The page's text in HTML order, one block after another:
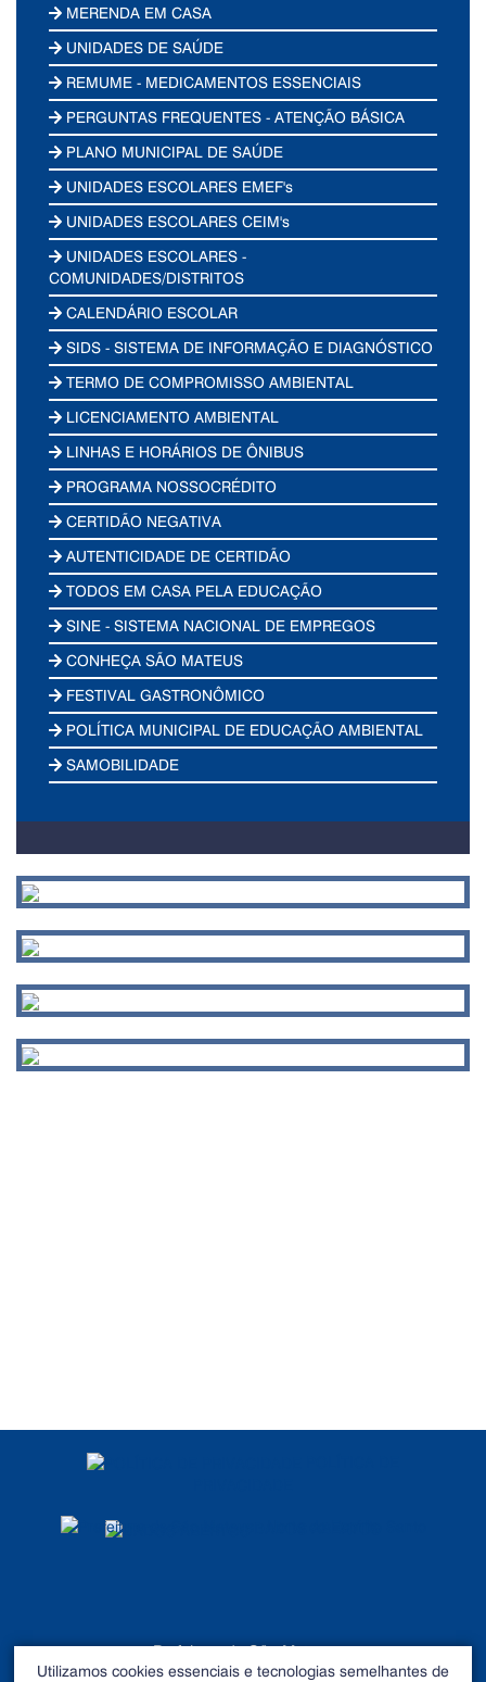
MERENDA EM CASA
UNIDADES DE SAÚDE
REMUME - MEDICAMENTOS ESSENCIAIS
PERGUNTAS FREQUENTES - ATENÇÃO BÁSICA
PLANO MUNICIPAL DE SAÚDE
UNIDADES ESCOLARES EMEF's
UNIDADES ESCOLARES CEIM's
UNIDADES ESCOLARES -
COMUNIDADES/DISTRITOS
CALENDÁRIO ESCOLAR
SIDS - SISTEMA DE INFORMAÇÃO E DIAGNÓSTICO
TERMO DE COMPROMISSO AMBIENTAL
LICENCIAMENTO AMBIENTAL
LINHAS E HORÁRIOS DE ÔNIBUS
PROGRAMA NOSSOCRÉDITO
CERTIDÃO NEGATIVA
AUTENTICIDADE DE CERTIDÃO
TODOS EM CASA PELA EDUCAÇÃO
SINE - SISTEMA NACIONAL DE EMPREGOS
CONHEÇA SÃO MATEUS
FESTIVAL GASTRONÔMICO
POLÍTICA MUNICIPAL DE EDUCAÇÃO AMBIENTAL
SAMOBILIDADE
Prefeitura de São Mateus
©2026 - Todos os direitos reservados
Utilizamos cookies essenciais e tecnologias semelhantes de